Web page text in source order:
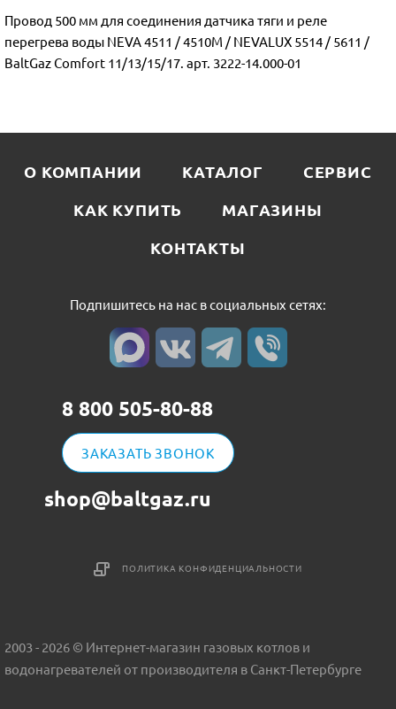
Провод 500 мм для соединения датчика тяги и реле
перегрева воды NEVA 4511 / 4510М / NEVALUX 5514 / 5611 /
BaltGaz Comfort 11/13/15/17. арт. 3222-14.000-01
О КОМПАНИИ КАТАЛОГ
СЕРВИС
КАК КУПИТЬ
МАГАЗИНЫ
КОНТАКТЫ
Подпишитесь на нас в социальных сетях:
8 800 505-80-88
ЗАКАЗАТЬ ЗВОНОК
shop@baltgaz.ru
ПОЛИТИКА КОНФИДЕНЦИАЛЬНОСТИ
2003 - 2026 © Интернет-магазин газовых котлов и
водонагревателей от производителя в Санкт-Петербурге